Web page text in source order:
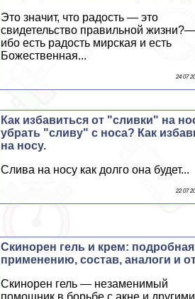
Это значит, что радость — это
свидетельство правильной
ибо есть радость мирская и есть
Божественная...
24 07
Как избавиться от "сливки" на
убрать "сливу" с носа? Как
на носу.
Слива на носу как долго она будет...
22 07
Скинорен гель и крем:
применению, состав, аналоги и
Скинорен гель — незаменимый
помощник в борьбе с акне и другими